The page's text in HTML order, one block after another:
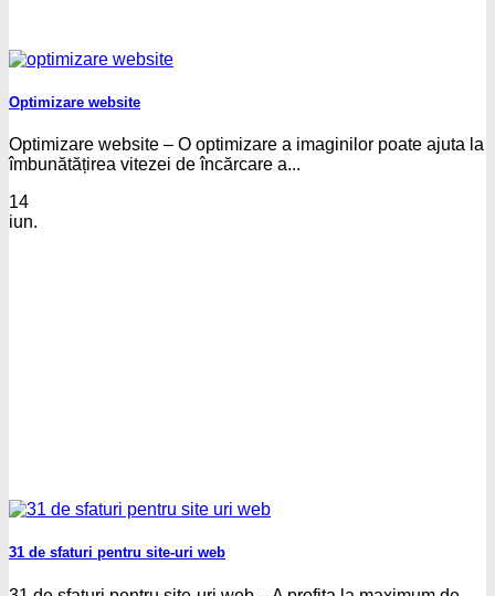
Optimizare website
Optimizare website – O optimizare a imaginilor poate ajuta la
îmbunătățirea vitezei de încărcare a...
14
iun.
31 de sfaturi pentru site-uri web